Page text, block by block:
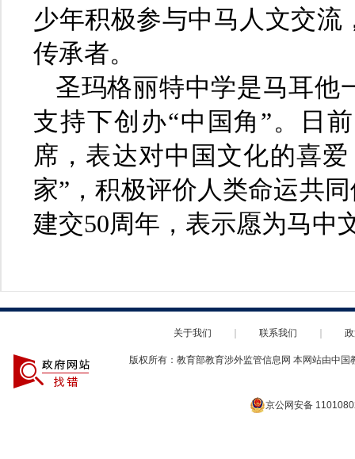
少年积极参与中马人文交
传承者。
圣玛格丽特中学是马耳他
支持下创办“中国角”。日
席，表达对中国文化的喜
家”，积极评价人类命运共
建交50周年，表示愿为马中
关于我们 联系我们
版权所有：教育部教育涉外监管信息网 本网站由中
京公网安备